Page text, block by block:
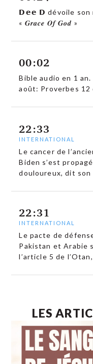
𝗗𝗲𝗲 𝗗 dévoile son
« 𝑮𝒓𝒂𝒄𝒆 𝑶𝒇 𝑮𝒐𝒅 »
00:02
Bible audio en 1
août: Proverbes 12
22:33
INTERNATIONAL
Le cancer de
Biden s’est
douloureux, dit son
22:31
INTERNATIONAL
Le pacte de
Pakistan et Arabie
l’article 5 de
LES